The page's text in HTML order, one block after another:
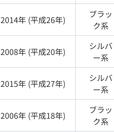
2014年 (平成26年)
ブラッ
ク系
2008年 (平成20年)
シルバ
ー系
2015年 (平成27年)
シルバ
ー系
2006年 (平成18年)
ブラッ
ク系